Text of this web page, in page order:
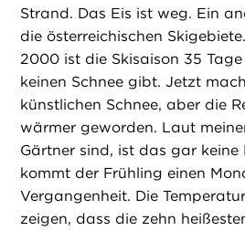
Strand. Das Eis ist weg. Ein
die österreichischen
2000 ist die Skisaison 35
keinen Schnee gibt. Jetzt
künstlichen Schnee, aber die
wärmer geworden. Laut
Gärtner sind, ist das gar
kommt der Frühling einen
Vergangenheit. Die
zeigen, dass die zehn